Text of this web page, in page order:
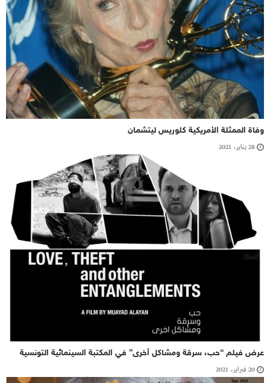
وفاة الممثلة الأمريكية كلوريس ليتشمان
28 يناير، 2021
عرض فيلم “حب، سرقة ومشاكل أخرى” في المكتبة السينمائية التونسية
20 فبراير، 2021